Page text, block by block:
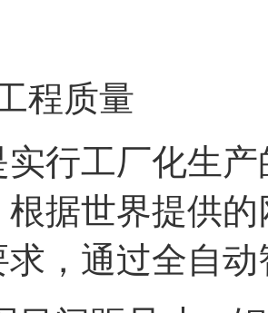
程质量
行工厂化生
根据世界提供
，通过全自